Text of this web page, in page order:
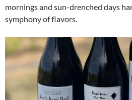
mornings and sun-drenched days
symphony of flavors.